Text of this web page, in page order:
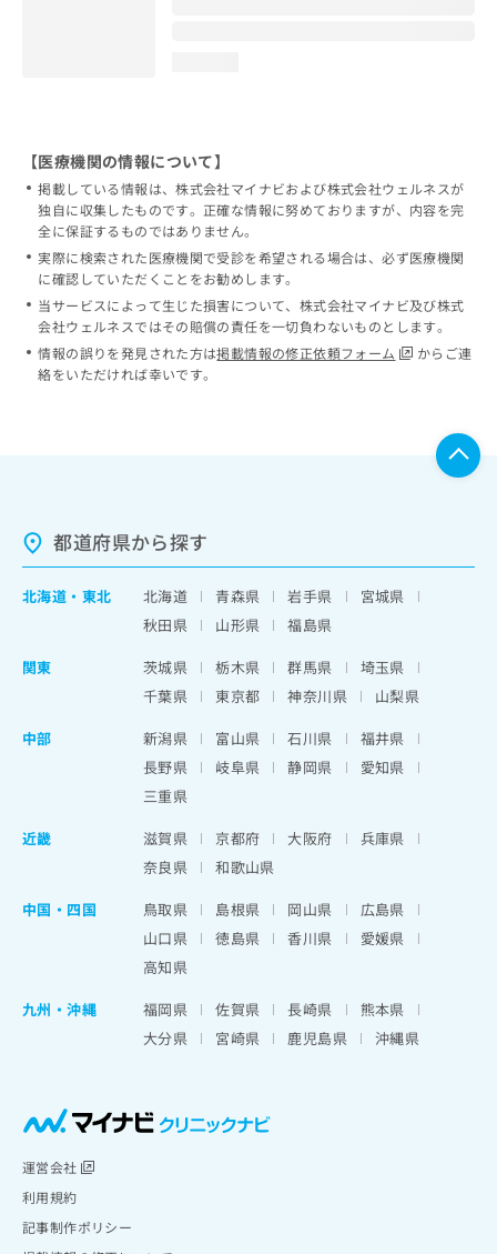
【医療機関の情報について】
掲載している情報は、株式会社マイナビおよび株式会社ウェルネスが
独自に収集したものです。正確な情報に努めておりますが、内容を完
全に保証するものではありません。
実際に検索された医療機関で受診を希望される場合は、必ず医療機関
に確認していただくことをお勧めします。
当サービスによって生じた損害について、株式会社マイナビ及び株式
会社ウェルネスではその賠償の責任を一切負わないものとします。
情報の誤りを発見された方は掲載情報の修正依頼フォーム
からご連
絡をいただければ幸いです。
都道府県から探す
北海道 ・ 東北 北海道 青森県 岩手県
宮城県
秋田県
山形県
福島県
関東
茨城県 栃木県 群馬県
埼玉県
千葉県
東京都 神奈川県
山梨県
中部
新潟県 富山県 石川県
福井県
長野県
岐阜県 静岡県
愛知県
三重県
近畿
滋賀県 京都府 大阪府
兵庫県
奈良県
和歌山県
中国・四国
鳥取県 島根県 岡山県
広島県
山口県
徳島県 香川県
愛媛県
高知県
九州・沖縄
福岡県 佐賀県 長崎県
熊本県
大分県
宮崎県 鹿児島県 沖縄県
運営会社
利用規約
記事制作ポリシー